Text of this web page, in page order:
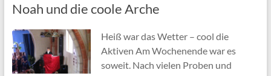
Noah und die coole Arche
Heiß war das Wetter – cool die
Aktiven Am Wochenende war es
soweit. Nach vielen Proben und